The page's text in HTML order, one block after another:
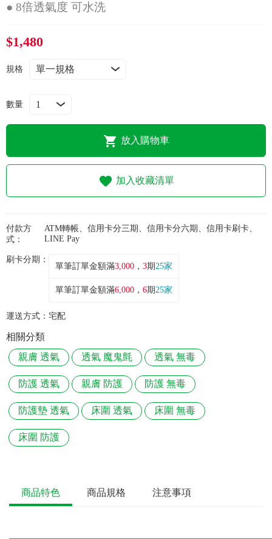
常見問題
● 8倍透氣度 可水洗
$1,480
規格
數量
放入購物車
加入收藏清單
付款方
式：
ATM轉帳、信用卡分三期、信用卡分六期、信用卡刷卡、
LINE Pay
刷卡分期：
單筆訂單金額滿3,000 ， 3期25家
單筆訂單金額滿6,000 ， 6期25家
運送方式： 宅配
相關分類
親膚 透氣
透氣 魔鬼氈 透氣 無毒
防護 透氣 親膚 防護 防護 無毒
防護墊 透氣 床圍 透氣 床圍 無毒
床圍 防護
商品特色 商品規格 注意事項